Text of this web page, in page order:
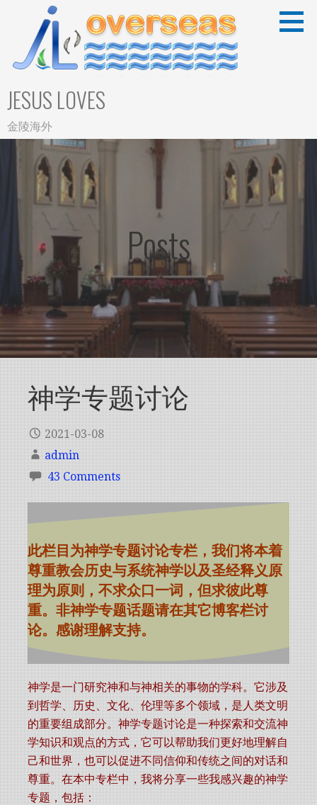
content
JESUS LOVES
金陵海外
Posts
神学专题讨论
2021-03-08
admin
43 Comments
此栏目为神学专题讨论专栏，我们将本着
尊重教会历史与系统神学以及圣经释义原
理为原则，不求众口一词，但求彼此尊
重。非神学专题话题请在其它博客栏讨
论。感谢理解支持。
神学是一门研究神和与神相关的事物的学科。它涉及
到哲学、历史、文化、伦理等多个领域，是人类文明
的重要组成部分。神学专题讨论是一种探索和交流神
学知识和观点的方式，它可以帮助我们更好地理解自
己和世界，也可以促进不同信仰和传统之间的对话和
尊重。在本中专栏中，我将分享一些我感兴趣的神学
专题，包括：